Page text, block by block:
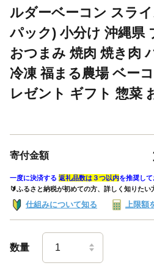
ルダーベーコン スラ
パック) 小分け 沖縄県
おつまみ 焼肉 焼き肉
冷凍 福まる農場 ベー
レゼント ギフト 惣菜
寄付金額
一度に決済する 返礼品数は３つ以内を推奨して
🔰ふるさと納税が初めての方、詳しく知りたい
仕組みについて知る 上限額
数量